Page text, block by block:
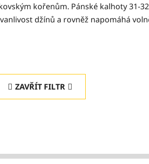
kořenům. Pánské kalhoty 31-
džínů a rovněž napomáhá
ZAVŘÍT FILTR